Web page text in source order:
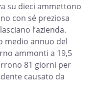
su dieci ammettono
con sé preziosa
l’azienda.
medio annuo del
ammonti a 19,5
81 giorni per
causato da